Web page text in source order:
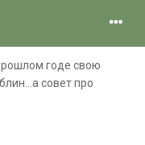
годе свою
совет про